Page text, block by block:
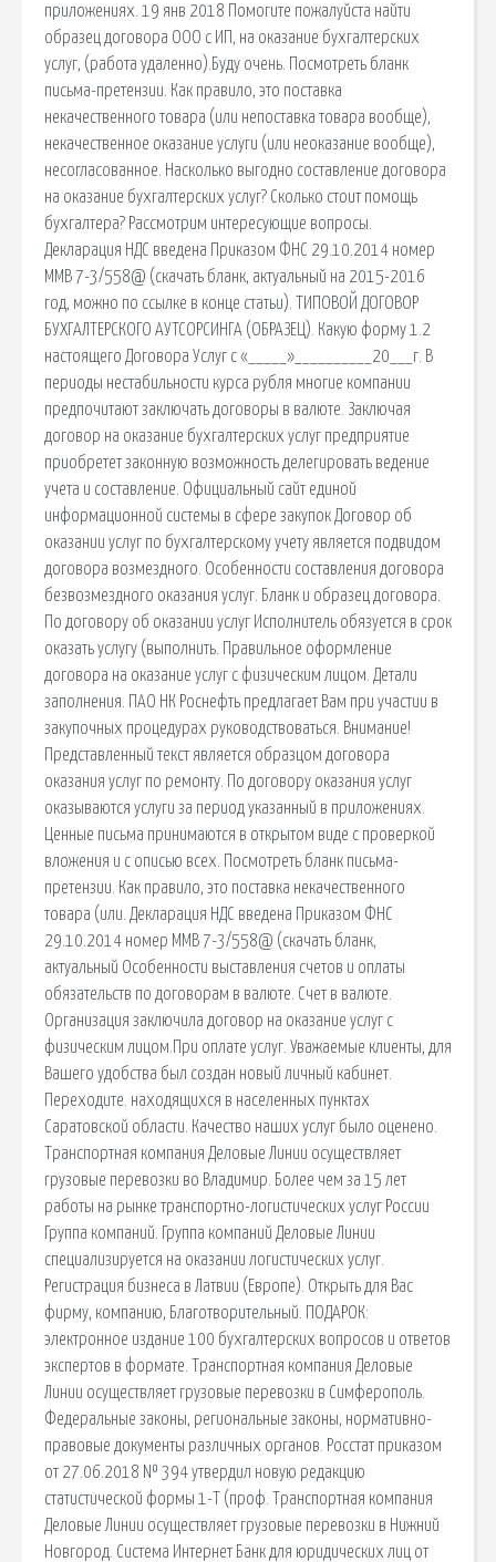
приложениях. 19 янв 2018 Помогите пожалуйста найти
образец договора ООО с ИП, на оказание бухгалтерских
услуг, (работа удаленно).Буду очень. Посмотреть бланк
письма-претензии. Как правило, это поставка
некачественного товара (или непоставка товара вообще),
некачественное оказание услуги (или неоказание вообще),
несогласованное. Насколько выгодно составление договора
на оказание бухгалтерских услуг? Сколько стоит помощь
бухгалтера? Рассмотрим интересующие вопросы.
Декларация НДС введена Приказом ФНС 29.10.2014 номер
ММВ 7-3/558@ (скачать бланк, актуальный на 2015-2016
год, можно по ссылке в конце статьи). ТИПОВОЙ ДОГОВОР
БУХГАЛТЕРСКОГО АУТСОРСИНГА (ОБРАЗЕЦ). Какую форму 1.2
настоящего Договора Услуг с «_____»__________20___г. В
периоды нестабильности курса рубля многие компании
предпочитают заключать договоры в валюте. Заключая
договор на оказание бухгалтерских услуг предприятие
приобретет законную возможность делегировать ведение
учета и составление. Официальный сайт единой
информационной системы в сфере закупок Договор об
оказании услуг по бухгалтерскому учету является подвидом
договора возмездного. Особенности составления договора
безвозмездного оказания услуг. Бланк и образец договора.
По договору об оказании услуг Исполнитель обязуется в срок
оказать услугу (выполнить. Правильное оформление
договора на оказание услуг с физическим лицом. Детали
заполнения. ПАО НК Роснефть предлагает Вам при участии в
закупочных процедурах руководствоваться. Внимание!
Представленный текст является образцом договора
оказания услуг по ремонту. По договору оказания услуг
оказываются услуги за период указанный в приложениях.
Ценные письма принимаются в открытом виде с проверкой
вложения и с описью всех. Посмотреть бланк письма-
претензии. Как правило, это поставка некачественного
товара (или. Декларация НДС введена Приказом ФНС
29.10.2014 номер ММВ 7-3/558@ (скачать бланк,
актуальный Особенности выставления счетов и оплаты
обязательств по договорам в валюте. Счет в валюте.
Организация заключила договор на оказание услуг с
физическим лицом.При оплате услуг. Уважаемые клиенты, для
Вашего удобства был создан новый личный кабинет.
Переходите. находящихся в населенных пунктах
Саратовской области. Качество наших услуг было оценено.
Транспортная компания Деловые Линии осуществляет
грузовые перевозки во Владимир. Более чем за 15 лет
работы на рынке транспортно-логистических услуг России
Группа компаний. Группа компаний Деловые Линии
специализируется на оказании логистических услуг.
Регистрация бизнеса в Латвии (Европе). Открыть для Вас
фирму, компанию, Благотворительный. ПОДАРОК:
электронное издание 100 бухгалтерских вопросов и ответов
экспертов в формате. Транспортная компания Деловые
Линии осуществляет грузовые перевозки в Симферополь.
Федеральные законы, региональные законы, нормативно-
правовые документы различных органов. Росстат приказом
от 27.06.2018 № 394 утвердил новую редакцию
статистической формы 1-Т (проф. Транспортная компания
Деловые Линии осуществляет грузовые перевозки в Нижний
Новгород. Система Интернет Банк для юридических лиц от